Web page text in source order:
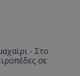
- Στο
σε